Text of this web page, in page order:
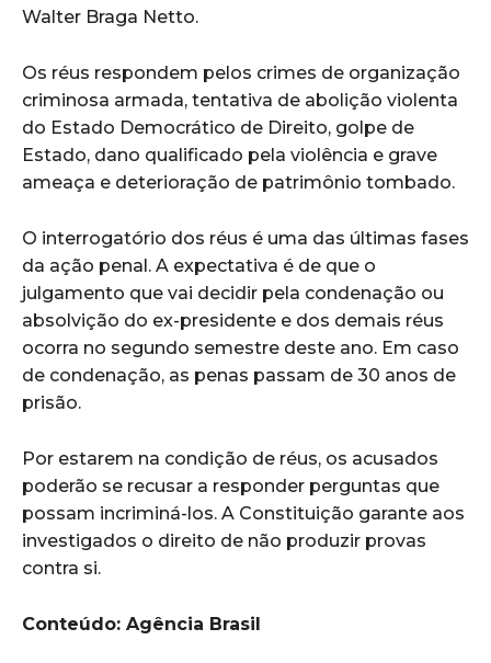
Walter Braga Netto.
Os réus respondem pelos crimes de organização
criminosa armada, tentativa de abolição violenta
do Estado Democrático de Direito, golpe de
Estado, dano qualificado pela violência e grave
ameaça e deterioração de patrimônio tombado.
O interrogatório dos réus é uma das últimas fases
da ação penal. A expectativa é de que o
julgamento que vai decidir pela condenação ou
absolvição do ex-presidente e dos demais réus
ocorra no segundo semestre deste ano. Em caso
de condenação, as penas passam de 30 anos de
prisão.
Por estarem na condição de réus, os acusados
poderão se recusar a responder perguntas que
possam incriminá-los. A Constituição garante aos
investigados o direito de não produzir provas
contra si.
Conteúdo: Agência Brasil